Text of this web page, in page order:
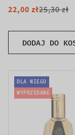
DODAJ DO
22,00 zł25,30 zł
DLA NIEGO
WYPRZEDANE